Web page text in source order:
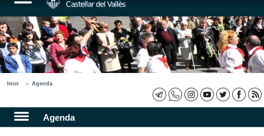
Inici Agenda
Agenda